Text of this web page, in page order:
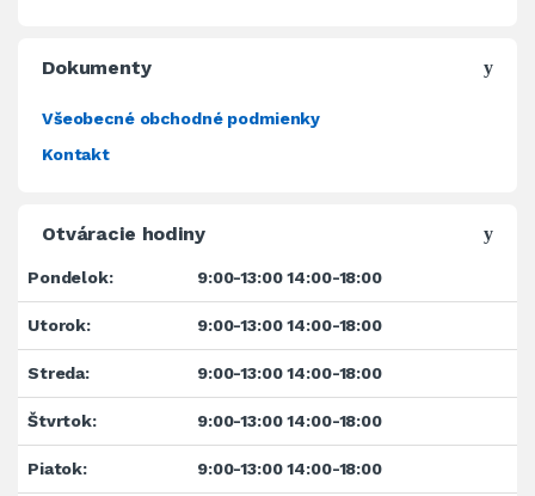
Dokumenty
Všeobecné obchodné podmienky
Kontakt
Otváracie hodiny
Pondelok: 9:00-13:00 14:00-18:00
Utorok: 9:00-13:00 14:00-18:00
Streda: 9:00-13:00 14:00-18:00
Štvrtok: 9:00-13:00 14:00-18:00
Piatok: 9:00-13:00 14:00-18:00